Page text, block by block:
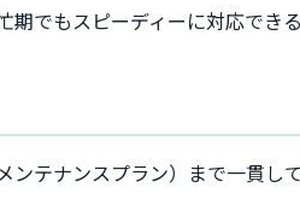
でもスピーディーに対応でき
テナンスプラン）まで一貫し